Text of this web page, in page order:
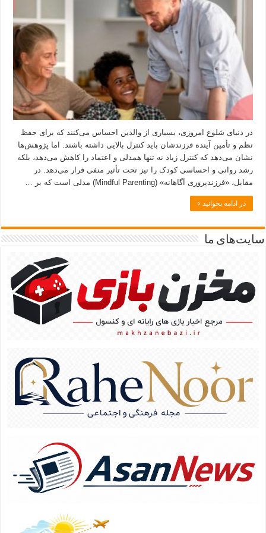
در دنیای شلوغ امروزی، بسیاری از والدین احساس می‌کنند که برای حفظ
نظم و تأمین آینده فرزندشان باید کنترل بالایی داشته باشند. اما پژوهش‌ها
نشان می‌دهد که کنترل زیاد نه تنها همدلی و اعتماد را کاهش می‌دهد، بلکه
رشد روانی و احساسی کودک را نیز تحت تأثیر منفی قرار می‌دهد. در
مقابل، «فرزندپروری آگاهانه» (Mindful Parenting) مدلی است که بر …
در ادامه بخوانید »
سایت‌های ما